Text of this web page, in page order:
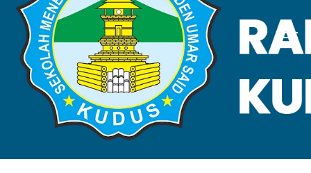
VALIDASI SKL
Validasi SKL